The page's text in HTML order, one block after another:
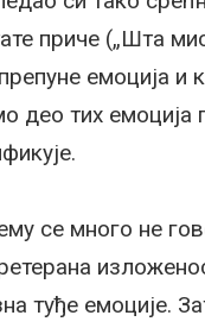
приче („Шта
емоција
део тих
се много не
туђе емоције.